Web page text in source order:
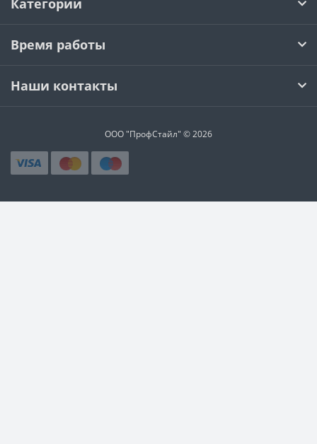
Время работы
Наши контакты
ООО "ПрофСтайл" © 2026